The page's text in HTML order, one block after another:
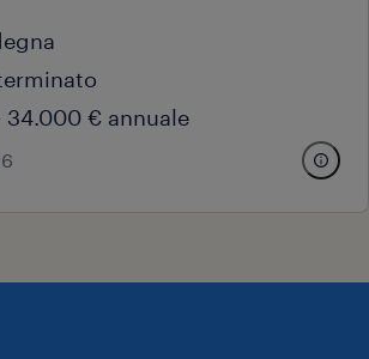
34.000 € annuale